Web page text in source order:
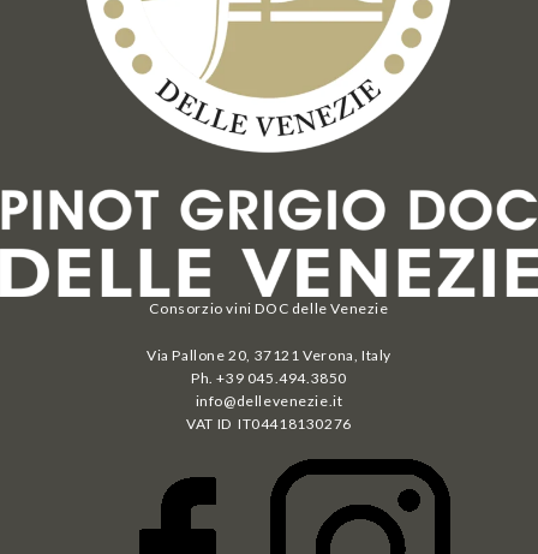
Consorzio vini DOC delle Venezie
Via Pallone 20, 37121 Verona, Italy
Ph. +39 045.494.3850
info@dellevenezie.it
VAT ID IT04418130276